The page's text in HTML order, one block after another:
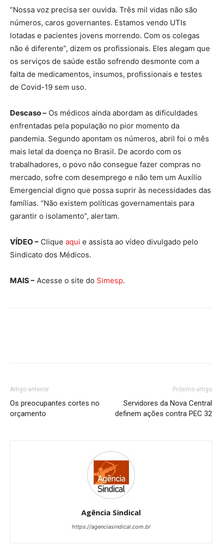
“Nossa voz precisa ser ouvida. Três mil vidas não são
números, caros governantes. Estamos vendo UTIs
lotadas e pacientes jovens morrendo. Com os colegas
não é diferente”, dizem os profissionais. Eles alegam que
os serviços de saúde estão sofrendo desmonte com a
falta de medicamentos, insumos, profissionais e testes
de Covid-19 sem uso.
Descaso – Os médicos ainda abordam as dificuldades
enfrentadas pela população no pior momento da
pandemia. Segundo apontam os números, abril foi o mês
mais letal da doença no Brasil. De acordo com os
trabalhadores, o povo não consegue fazer compras no
mercado, sofre com desemprego e não tem um Auxílio
Emergencial digno que possa suprir às necessidades das
famílias. “Não existem políticas governamentais para
garantir o isolamento”, alertam.
VÍDEO – Clique aqui e assista ao vídeo divulgado pelo
Sindicato dos Médicos.
MAIS – Acesse o site do Simesp.
Artigo anterior
Os preocupantes cortes no
orçamento
Próximo artigo
Servidores da Nova Central
definem ações contra PEC 32
Agência Sindical
https://agenciasindical.com.br